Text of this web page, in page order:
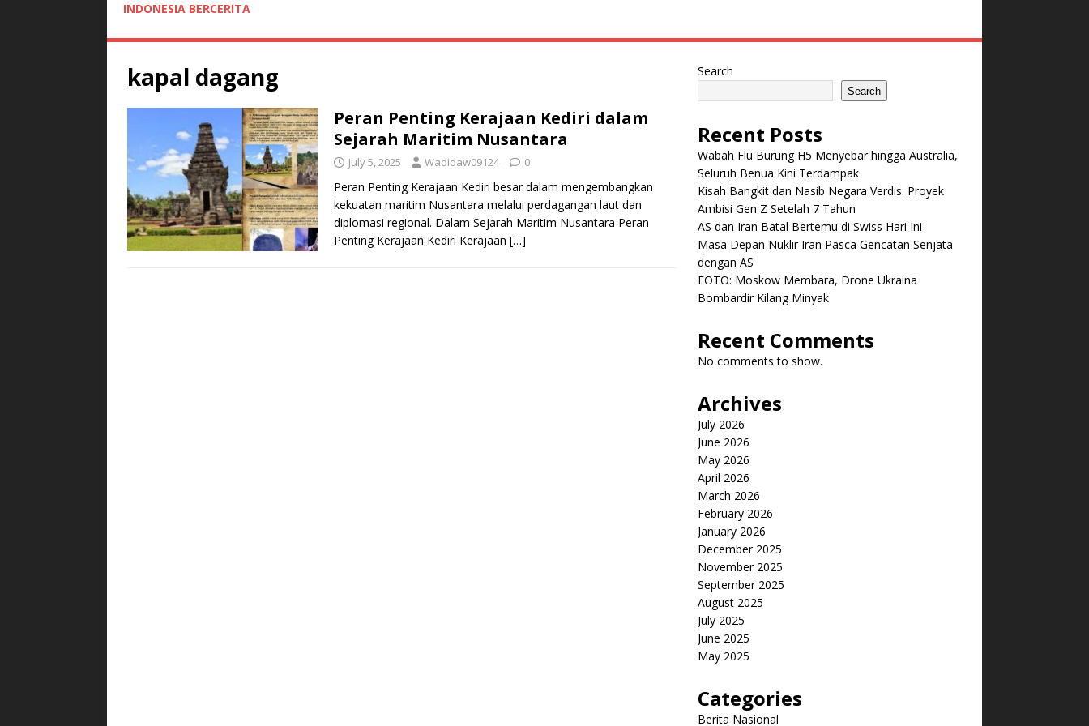
INDONESIA BERCERITA
kapal dagang
Peran Penting Kerajaan Kediri dalam
Sejarah Maritim Nusantara
July 5, 2025 Wadidaw09124 0
Peran Penting Kerajaan Kediri besar dalam mengembangkan
kekuatan maritim Nusantara melalui perdagangan laut dan
diplomasi regional. Dalam Sejarah Maritim Nusantara Peran
Penting Kerajaan Kediri Kerajaan […]
Search
Search
Recent Posts
Wabah Flu Burung H5 Menyebar hingga Australia,
Seluruh Benua Kini Terdampak
Kisah Bangkit dan Nasib Negara Verdis: Proyek
Ambisi Gen Z Setelah 7 Tahun
AS dan Iran Batal Bertemu di Swiss Hari Ini
Masa Depan Nuklir Iran Pasca Gencatan Senjata
dengan AS
FOTO: Moskow Membara, Drone Ukraina
Bombardir Kilang Minyak
Recent Comments
No comments to show.
Archives
July 2026
June 2026
May 2026
April 2026
March 2026
February 2026
January 2026
December 2025
November 2025
September 2025
August 2025
July 2025
June 2025
May 2025
Categories
Berita Nasional